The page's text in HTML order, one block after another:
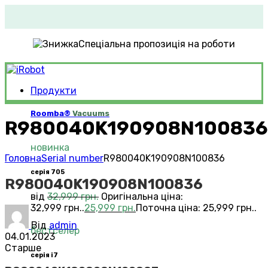
Спеціальна пропозиція на роботи
Продукти
Roomba® Vacuums
новинка
серія 705
від 32,999грн. Оригінальна ціна:
32,999 грн..25,999 грн.Поточна ціна: 25,999 грн..
бестселер
серія i7
R980040K190908N100836
ГоловнаSerial numberR980040K190908N100836
R980040K190908N100836
Від admin
04.01.2023
Старше